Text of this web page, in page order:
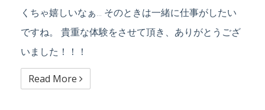
くちゃ嬉しいなぁ… そのときは一緒に仕事がしたい
ですね。 貴重な体験をさせて頂き、ありがとうござ
いました！！！
Read More